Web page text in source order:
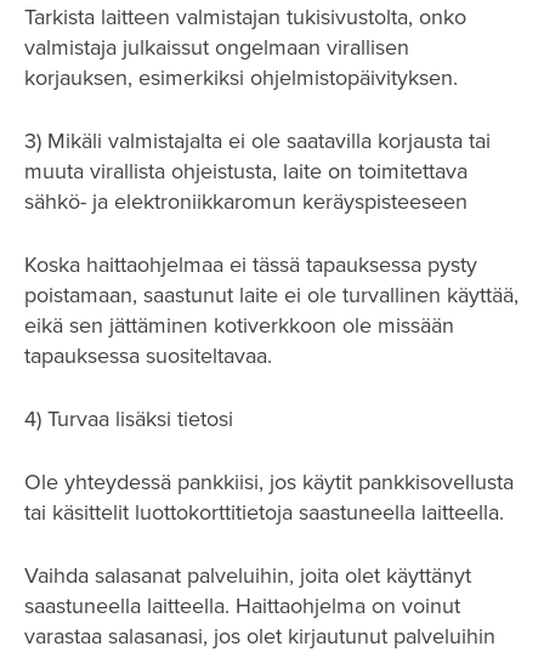
Tarkista laitteen valmistajan tukisivustolta, onko
valmistaja julkaissut ongelmaan virallisen
korjauksen, esimerkiksi ohjelmistopäivityksen.
3) Mikäli valmistajalta ei ole saatavilla korjausta tai
muuta virallista ohjeistusta, laite on toimitettava
sähkö- ja elektroniikkaromun keräyspisteeseen
Koska haittaohjelmaa ei tässä tapauksessa pysty
poistamaan, saastunut laite ei ole turvallinen käyttää,
eikä sen jättäminen kotiverkkoon ole missään
tapauksessa suositeltavaa.
4) Turvaa lisäksi tietosi
Ole yhteydessä pankkiisi, jos käytit pankkisovellusta
tai käsittelit luottokorttitietoja saastuneella laitteella.
Vaihda salasanat palveluihin, joita olet käyttänyt
saastuneella laitteella. Haittaohjelma on voinut
varastaa salasanasi, jos olet kirjautunut palveluihin